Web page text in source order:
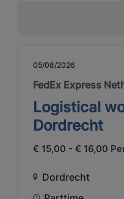
05/08/2026
FedEx Express
Logistical
Dordrecht
€ 15,00 - € 16,00
Dordrecht